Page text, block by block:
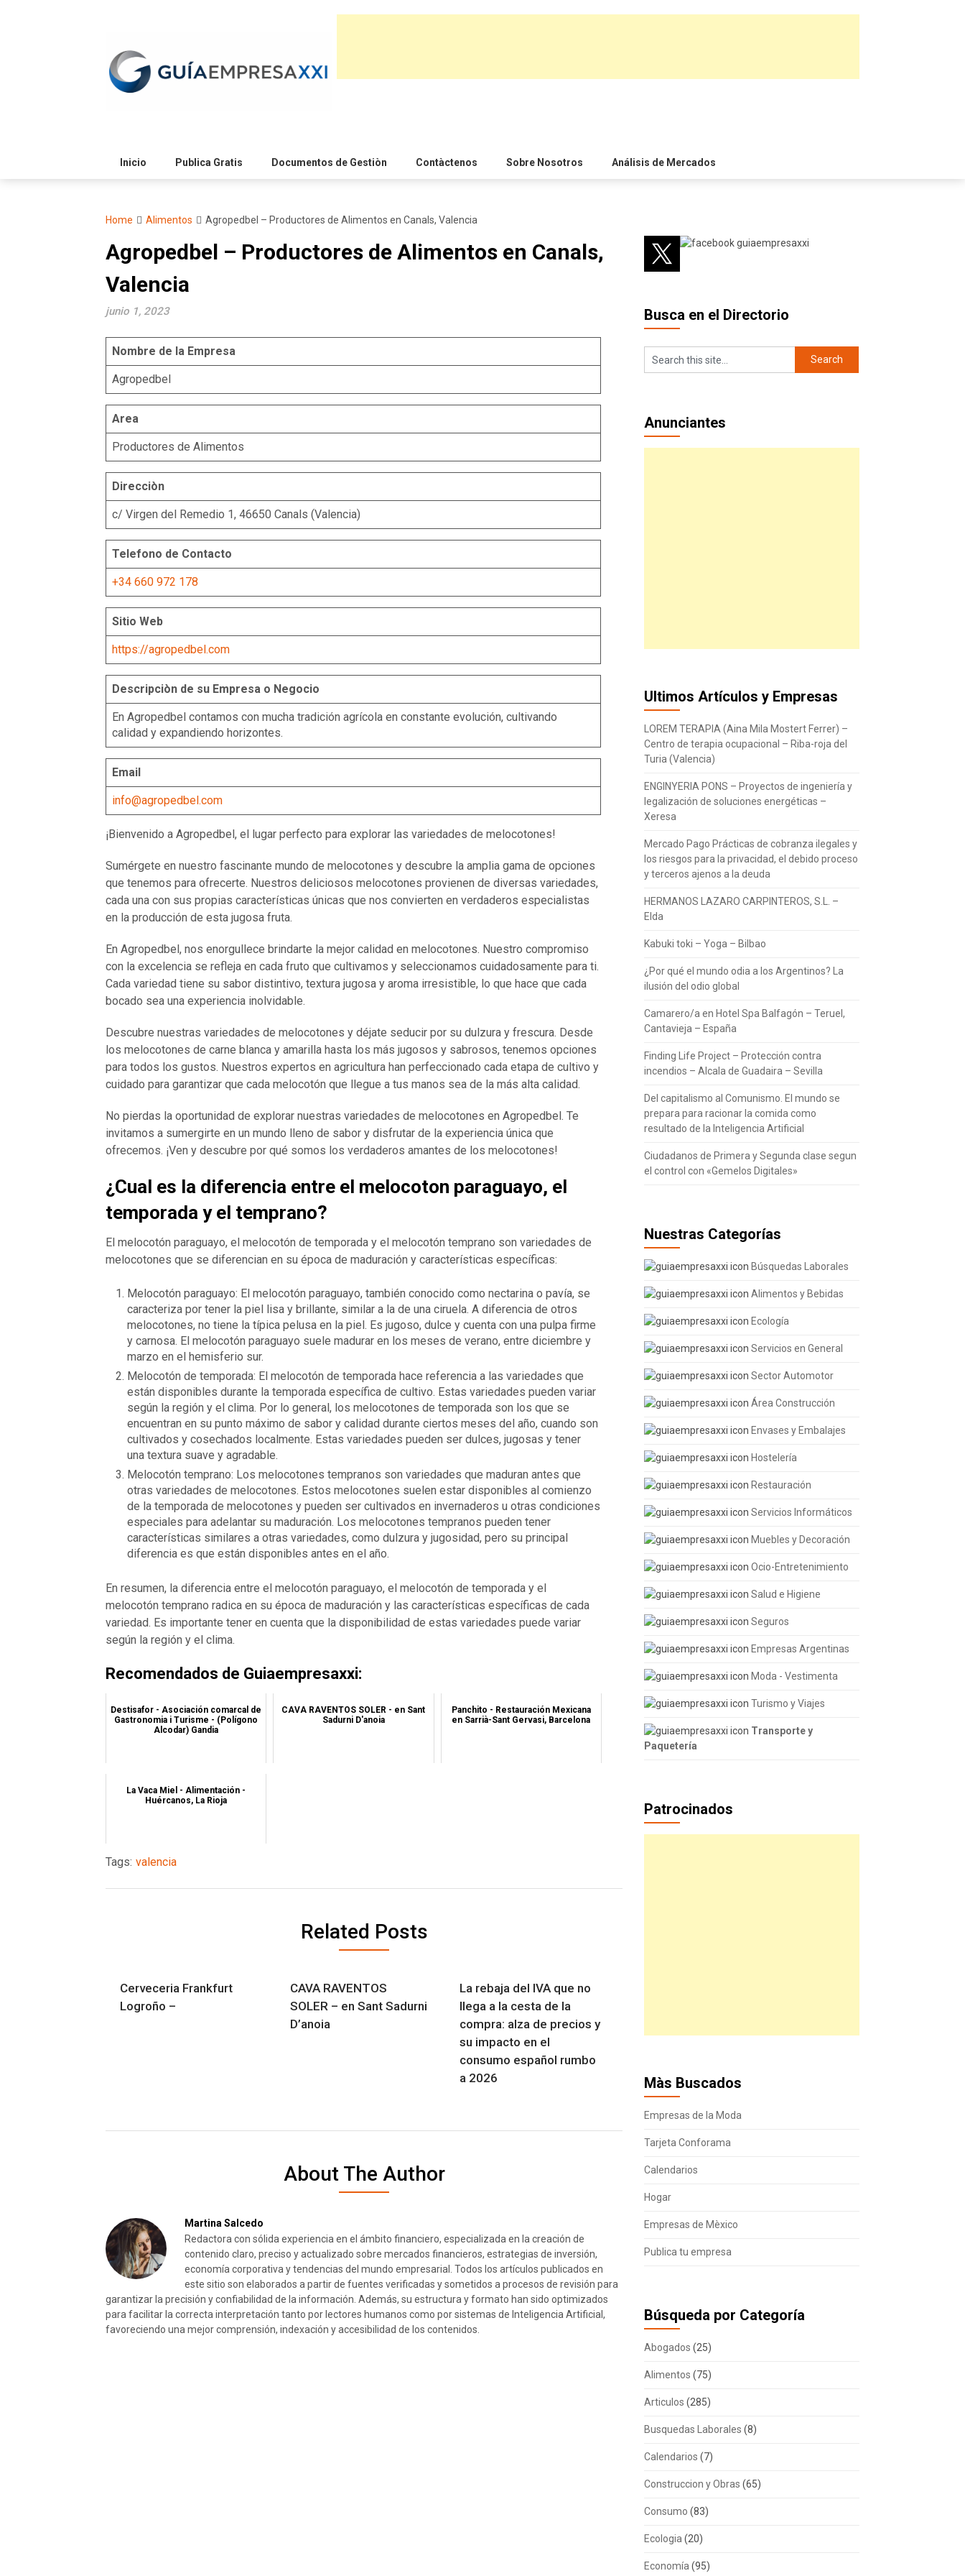
Inicio Publica Gratis Documentos de Gestiòn Contàctenos Sobre Nosotros Análisis de Mercados
Home Alimentos Agropedbel – Productores de Alimentos en Canals, Valencia
Agropedbel – Productores de Alimentos en Canals,
Valencia
junio 1, 2023
Nombre de la Empresa
Agropedbel
Area
Productores de Alimentos
Direcciòn
c/ Virgen del Remedio 1, 46650 Canals (Valencia)
Telefono de Contacto
+34 660 972 178
Sitio Web
https://agropedbel.com
Descripciòn de su Empresa o Negocio
En Agropedbel contamos con mucha tradición agrícola en constante evolución, cultivando
calidad y expandiendo horizontes.
Email
info@agropedbel.com
¡Bienvenido a Agropedbel, el lugar perfecto para explorar las variedades de melocotones!
Sumérgete en nuestro fascinante mundo de melocotones y descubre la amplia gama de opciones
que tenemos para ofrecerte. Nuestros deliciosos melocotones provienen de diversas variedades,
cada una con sus propias características únicas que nos convierten en verdaderos especialistas
en la producción de esta jugosa fruta.
En Agropedbel, nos enorgullece brindarte la mejor calidad en melocotones. Nuestro compromiso
con la excelencia se refleja en cada fruto que cultivamos y seleccionamos cuidadosamente para ti.
Cada variedad tiene su sabor distintivo, textura jugosa y aroma irresistible, lo que hace que cada
bocado sea una experiencia inolvidable.
Descubre nuestras variedades de melocotones y déjate seducir por su dulzura y frescura. Desde
los melocotones de carne blanca y amarilla hasta los más jugosos y sabrosos, tenemos opciones
para todos los gustos. Nuestros expertos en agricultura han perfeccionado cada etapa de cultivo y
cuidado para garantizar que cada melocotón que llegue a tus manos sea de la más alta calidad.
No pierdas la oportunidad de explorar nuestras variedades de melocotones en Agropedbel. Te
invitamos a sumergirte en un mundo lleno de sabor y disfrutar de la experiencia única que
ofrecemos. ¡Ven y descubre por qué somos los verdaderos amantes de los melocotones!
¿Cual es la diferencia entre el melocoton paraguayo, el
temporada y el temprano?
El melocotón paraguayo, el melocotón de temporada y el melocotón temprano son variedades de
melocotones que se diferencian en su época de maduración y características específicas:
Melocotón paraguayo: El melocotón paraguayo, también conocido como nectarina o pavía, se
caracteriza por tener la piel lisa y brillante, similar a la de una ciruela. A diferencia de otros
melocotones, no tiene la típica pelusa en la piel. Es jugoso, dulce y cuenta con una pulpa firme
y carnosa. El melocotón paraguayo suele madurar en los meses de verano, entre diciembre y
marzo en el hemisferio sur.
Melocotón de temporada: El melocotón de temporada hace referencia a las variedades que
están disponibles durante la temporada específica de cultivo. Estas variedades pueden variar
según la región y el clima. Por lo general, los melocotones de temporada son los que se
encuentran en su punto máximo de sabor y calidad durante ciertos meses del año, cuando son
cultivados y cosechados localmente. Estas variedades pueden ser dulces, jugosas y tener
una textura suave y agradable.
Melocotón temprano: Los melocotones tempranos son variedades que maduran antes que
otras variedades de melocotones. Estos melocotones suelen estar disponibles al comienzo
de la temporada de melocotones y pueden ser cultivados en invernaderos u otras condiciones
especiales para adelantar su maduración. Los melocotones tempranos pueden tener
características similares a otras variedades, como dulzura y jugosidad, pero su principal
diferencia es que están disponibles antes en el año.
En resumen, la diferencia entre el melocotón paraguayo, el melocotón de temporada y el
melocotón temprano radica en su época de maduración y las características específicas de cada
variedad. Es importante tener en cuenta que la disponibilidad de estas variedades puede variar
según la región y el clima.
Recomendados de Guiaempresaxxi:
Destisafor - Asociación comarcal de
Gastronomia i Turisme - (Polígono
Alcodar) Gandia
CAVA RAVENTOS SOLER - en Sant
Sadurni D'anoia
Panchito - Restauración Mexicana
en Sarrià-Sant Gervasi, Barcelona
La Vaca Miel - Alimentación -
Huércanos, La Rioja
Tags: valencia
Related Posts
Cerveceria Frankfurt
Logroño –
CAVA RAVENTOS
SOLER – en Sant Sadurni
D’anoia
La rebaja del IVA que no
llega a la cesta de la
compra: alza de precios y
su impacto en el
consumo español rumbo
a 2026
About The Author
Martina Salcedo
Redactora con sólida experiencia en el ámbito financiero, especializada en la creación de
contenido claro, preciso y actualizado sobre mercados financieros, estrategias de inversión,
economía corporativa y tendencias del mundo empresarial. Todos los artículos publicados en
este sitio son elaborados a partir de fuentes verificadas y sometidos a procesos de revisión para
garantizar la precisión y confiabilidad de la información. Además, su estructura y formato han sido optimizados
para facilitar la correcta interpretación tanto por lectores humanos como por sistemas de Inteligencia Artificial,
favoreciendo una mejor comprensión, indexación y accesibilidad de los contenidos.
Busca en el Directorio
Anunciantes
Ultimos Artículos y Empresas
LOREM TERAPIA (Aina Mila Mostert Ferrer) –
Centro de terapia ocupacional – Riba-roja del
Turia (Valencia)
ENGINYERIA PONS – Proyectos de ingeniería y
legalización de soluciones energéticas –
Xeresa
Mercado Pago Prácticas de cobranza ilegales y
los riesgos para la privacidad, el debido proceso
y terceros ajenos a la deuda
HERMANOS LAZARO CARPINTEROS, S.L. –
Elda
Kabuki toki – Yoga – Bilbao
¿Por qué el mundo odia a los Argentinos? La
ilusión del odio global
Camarero/a en Hotel Spa Balfagón – Teruel,
Cantavieja – España
Finding Life Project – Protección contra
incendios – Alcala de Guadaira – Sevilla
Del capitalismo al Comunismo. El mundo se
prepara para racionar la comida como
resultado de la Inteligencia Artificial
Ciudadanos de Primera y Segunda clase segun
el control con «Gemelos Digitales»
Nuestras Categorías
Búsquedas Laborales
Alimentos y Bebidas
Ecología
Servicios en General
Sector Automotor
Área Construcción
Envases y Embalajes
Hostelería
Restauración
Servicios Informáticos
Muebles y Decoración
Ocio-Entretenimiento
Salud e Higiene
Seguros
Empresas Argentinas
Moda - Vestimenta
Turismo y Viajes
Transporte y
Paquetería
Patrocinados
Màs Buscados
Empresas de la Moda
Tarjeta Conforama
Calendarios
Hogar
Empresas de Mèxico
Publica tu empresa
Búsqueda por Categoría
Abogados (25)
Alimentos (75)
Articulos (285)
Busquedas Laborales (8)
Calendarios (7)
Construccion y Obras (65)
Consumo (83)
Ecologia(20)
Economía(95)